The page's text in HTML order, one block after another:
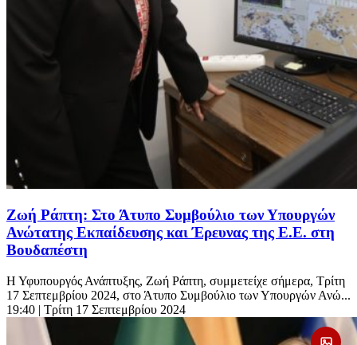
Ζωή Ράπτη: Στο Άτυπο Συμβούλιο των Υπουργών
Ανώτατης Εκπαίδευσης και Έρευνας της Ε.Ε. στη
Βουδαπέστη
Η Υφυπουργός Ανάπτυξης, Ζωή Ράπτη, συμμετείχε σήμερα, Τρίτη
17 Σεπτεμβρίου 2024, στο Άτυπο Συμβούλιο των Υπουργών Ανώ...
19:40 | Τρίτη 17 Σεπτεμβρίου 2024